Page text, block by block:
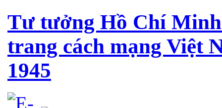
Tư tưởng Hồ Chí
trang cách mạng Việt
1945